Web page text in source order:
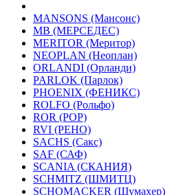
MANSONS (Мансонс)
MB (МЕРСЕДЕС)
MERITOR (Меритор)
NEOPLAN (Неоплан)
ORLANDI (Орланди)
PARLOK (Парлок)
PHOENIX (ФЕНИКС)
ROLFO (Рольфо)
ROR (РОР)
RVI (РЕНО)
SACHS (Сакс)
SAF (САФ)
SCANIA (СКАНИЯ)
SCHMITZ (ШМИТЦ)
SCHOMACKER (Шумахер)